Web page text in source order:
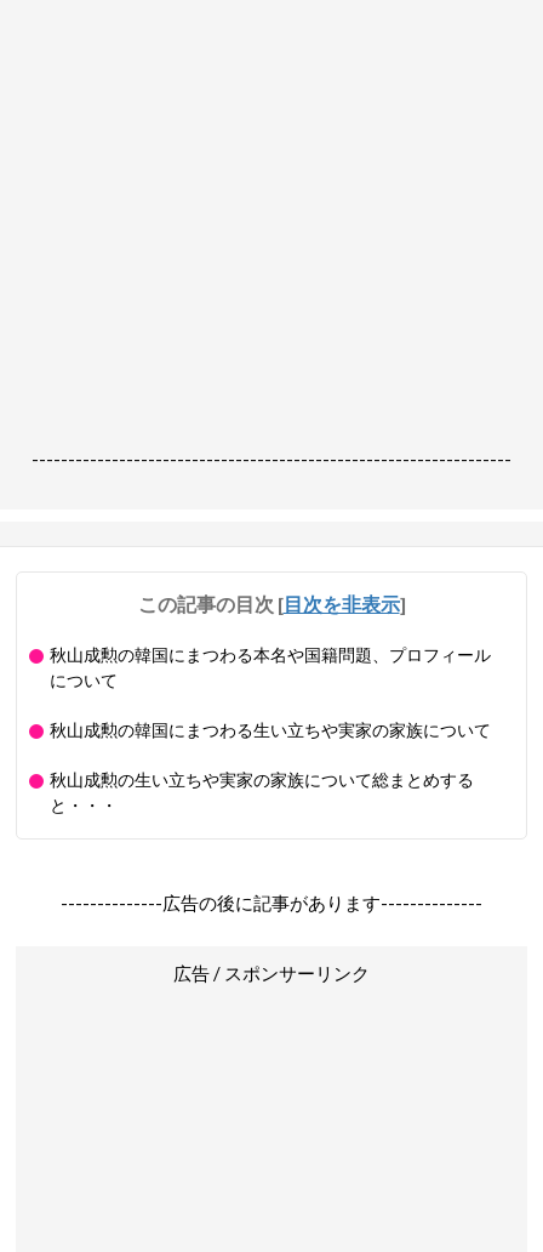
------------------------------------------------------------------
この記事の目次 [目次を非表示]
秋山成勲の韓国にまつわる本名や国籍問題、プロフィール
について
秋山成勲の韓国にまつわる生い立ちや実家の家族について
秋山成勲の生い立ちや実家の家族について総まとめする
と・・・
--------------広告の後に記事があります--------------
広告 / スポンサーリンク